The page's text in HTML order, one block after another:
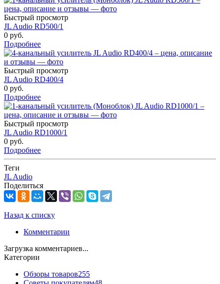
Быстрый просмотр
JL Audio RD500/1
0 руб.
Подробнее
Быстрый просмотр
JL Audio RD400/4
0 руб.
Подробнее
Быстрый просмотр
JL Audio RD1000/1
0 руб.
Подробнее
Теги
JL Audio
Поделиться
Назад к списку
Комментарии
Загрузка комментариев...
Категории
Обзоры товаров255